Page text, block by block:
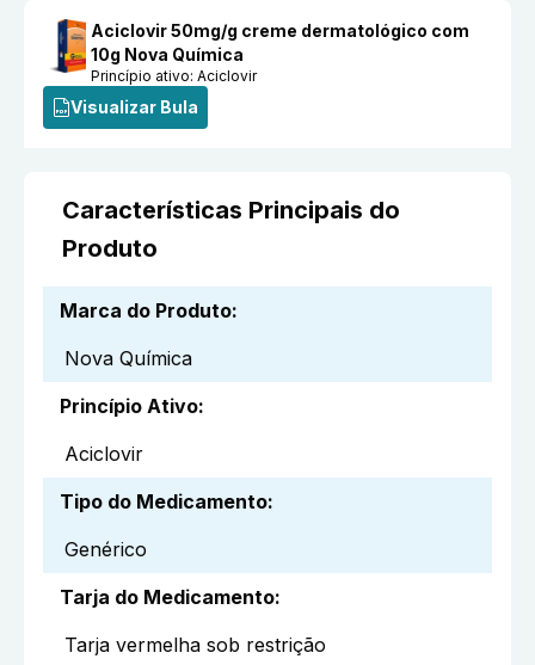
Aciclovir 50mg/g creme dermatológico com
10g Nova Química
Princípio ativo:Aciclovir
Visualizar Bula
Características Principais do
Produto
Marca do Produto:
Nova Química
Princípio Ativo:
Aciclovir
Tipo do Medicamento:
Genérico
Tarja do Medicamento:
Tarja vermelha sob restrição